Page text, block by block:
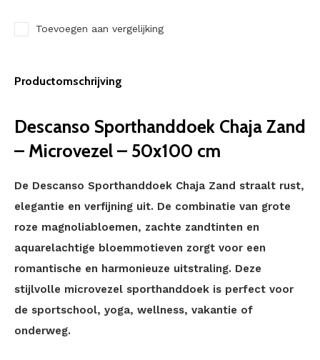
Toevoegen aan vergelijking
Productomschrijving
Descanso Sporthanddoek Chaja Zand
– Microvezel – 50x100 cm
De Descanso Sporthanddoek Chaja Zand straalt rust,
elegantie en verfijning uit. De combinatie van grote
roze magnoliabloemen, zachte zandtinten en
aquarelachtige bloemmotieven zorgt voor een
romantische en harmonieuze uitstraling. Deze
stijlvolle microvezel sporthanddoek is perfect voor
de sportschool, yoga, wellness, vakantie of
onderweg.